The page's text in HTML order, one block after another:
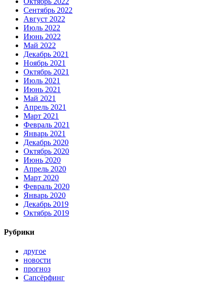
Сентябрь 2022
Август 2022
Июль 2022
Июнь 2022
Май 2022
Декабрь 2021
Ноябрь 2021
Октябрь 2021
Июль 2021
Июнь 2021
Май 2021
Апрель 2021
Март 2021
Февраль 2021
Январь 2021
Декабрь 2020
Октябрь 2020
Июнь 2020
Апрель 2020
Март 2020
Февраль 2020
Январь 2020
Декабрь 2019
Октябрь 2019
Рубрики
другое
новости
прогноз
Сапсёрфинг